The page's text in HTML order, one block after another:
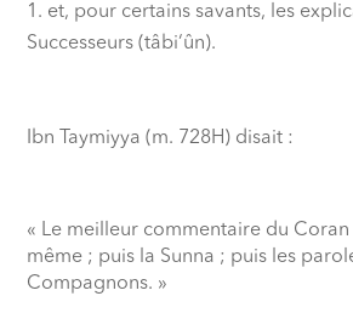
et, pour certains savants, les
Successeurs (tâbi‘ûn).
Ibn Taymiyya (m. 728H) disait :
« Le meilleur commentaire du
même ; puis la Sunna ; puis les
Compagnons. »